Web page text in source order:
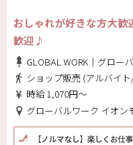
おしゃれが好きな方大
歓迎♪
GLOBAL WORK｜グロー
ショップ販売 (アルバイ
時給 1,070円～
グローバルワーク イオン
【ノルマなし】楽しくお仕